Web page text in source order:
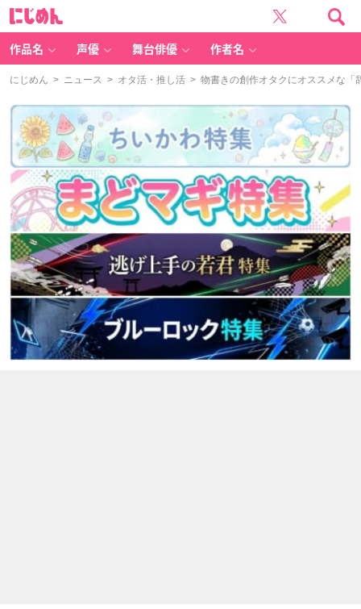
作品名 声優 舞台俳優 作者名
にじめん > ニュース > オタ活・推し活 > 物書きの創作オタクにオススメな「